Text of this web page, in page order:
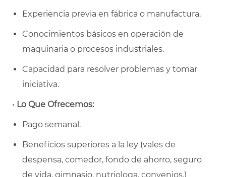
Experiencia previa en fábrica o manufactura.
Conocimientos básicos en operación de
maquinaria o procesos industriales.
Capacidad para resolver problemas y tomar
iniciativa.
• Lo Que Ofrecemos:
Pago semanal.
Beneficios superiores a la ley (vales de
despensa, comedor, fondo de ahorro, seguro
de vida, gimnasio, nutriologa, convenios.)